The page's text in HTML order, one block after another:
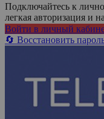
Подключайтесь к
легкая авторизация и
Войти в личный
🔄 Восстановить